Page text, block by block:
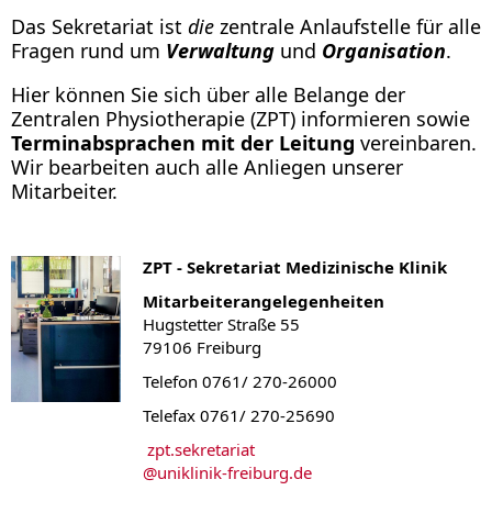
Das Sekretariat ist die zentrale Anlaufstelle für alle
Fragen rund um Verwaltung und Organisation.
Hier können Sie sich über alle Belange der
Zentralen Physiotherapie (ZPT) informieren sowie
Terminabsprachen mit der Leitung vereinbaren.
Wir bearbeiten auch alle Anliegen unserer
Mitarbeiter.
ZPT - Sekretariat Medizinische Klinik
Mitarbeiterangelegenheiten
Hugstetter Straße 55
79106 Freiburg
Telefon 0761/ 270-26000
Telefax 0761/ 270-25690
zpt.sekretariat
@uniklinik-freiburg.de